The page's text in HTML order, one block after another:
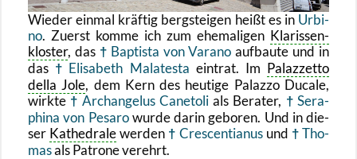
Wie­der ein­mal kräf­tig berg­stei­gen heißt es in Ur­bi­
no. Zu­erst komme ich zum ehe­ma­li­gen Kla­ris­sen­
klos­ter, das Bap­tis­ta von Va­ra­no auf­bau­te und in
das
Eli­sa­beth Mala­tes­ta ein­trat. Im Pa­laz­zet­to
della Jole, dem Kern des heu­ti­ge Pa­laz­zo Du­ca­le,
wirk­te
Ar­ch­an­ge­lus Ca­ne­to­lials Be­ra­ter,
Se­ra­
phi­na von Pe­sa­rowurde darin ge­bo­ren. Und in die­
ser Ka­the­dra­lewer­den Cre­scen­tia­nusund
Tho­
masals Pa­tro­ne ver­ehrt.